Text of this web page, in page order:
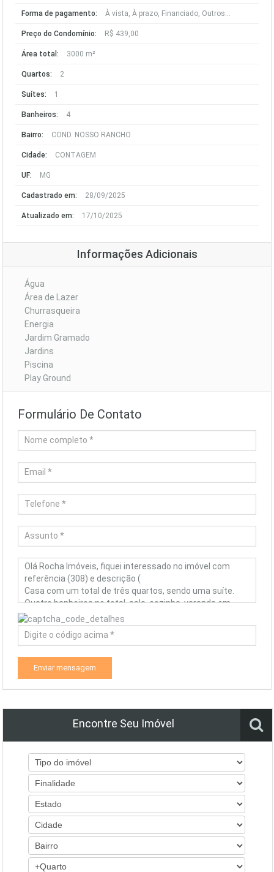
Forma de pagamento: À vista, À prazo, Financiado, Outros...
Preço do Condomínio: R$ 439,00
Área total: 3000 m²
Quartos: 2
Suítes: 1
Banheiros: 4
Bairro: COND. NOSSO RANCHO
Cidade: CONTAGEM
UF: MG
Cadastrado em: 28/09/2025
Atualizado em: 17/10/2025
Informações Adicionais
Água
Área de Lazer
Churrasqueira
Energia
Jardim Gramado
Jardins
Piscina
Play Ground
Formulário De Contato
Enviar mensagem
Encontre Seu Imóvel